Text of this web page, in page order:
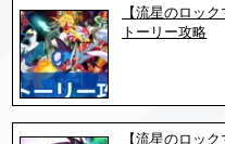
【流星のロッ
トーリー攻略
【流星のロッ